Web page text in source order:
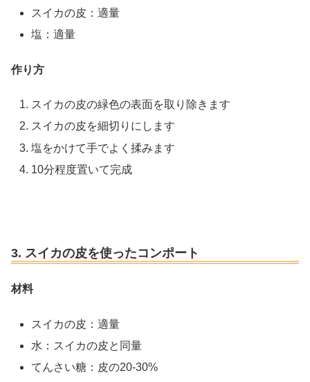
スイカの皮：適量
塩：適量
作り方
スイカの皮の緑色の表面を取り除きます
スイカの皮を細切りにします
塩をかけて手でよく揉みます
10分程度置いて完成
3. スイカの皮を使ったコンポート
材料
スイカの皮：適量
水：スイカの皮と同量
てんさい糖：皮の20-30%